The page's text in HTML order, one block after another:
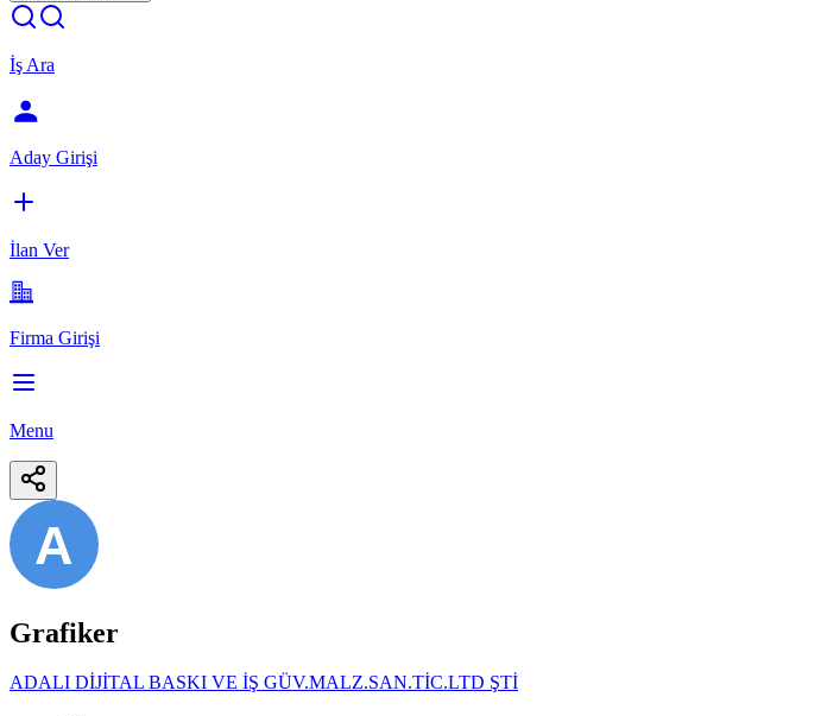
İş Ara
Aday Girişi
İlan Ver
Firma Girişi
Menu
A
Grafiker
ADALI DİJİTAL BASKI VE İŞ GÜV.MALZ.SAN.TİC.LTD ŞTİ